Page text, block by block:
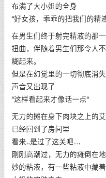
布满了大小姐的全身
“好女孩，乖乖的把我们的精
在男生们终于射完精液的那
扭曲，伴随着男生们那令人
糊起来。
但是在幻觉里的一切彻底消
声音又出现了
“这样看起来才像话一点“
无力的摊在身下肉块之上的
已经回到了房间里
看来..是过了这关吧…
刚刚高潮过，无力的瘫倒在
妙的粘液，有一些粘液中藏